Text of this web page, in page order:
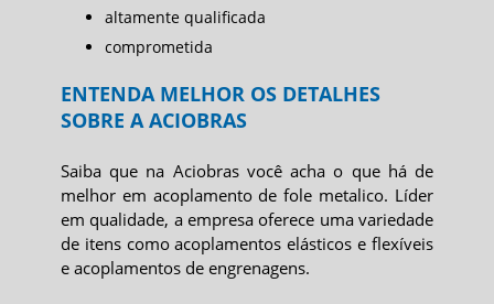
altamente qualificada
comprometida
ENTENDA MELHOR OS DETALHES
SOBRE A ACIOBRAS
Saiba que na Aciobras você acha o que há de
melhor em acoplamento de fole metalico. Líder
em qualidade, a empresa oferece uma variedade
de itens como acoplamentos elásticos e flexíveis
e acoplamentos de engrenagens.